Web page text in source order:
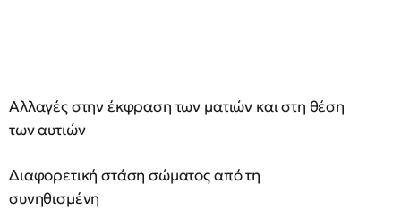
Αλλαγές στην έκφραση των ματιών και στη θέση
των αυτιών
Διαφορετική στάση σώματος από τη
συνηθισμένη